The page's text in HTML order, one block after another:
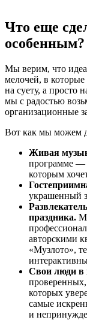
Что еще
особенным?
Мы верим, что
мелочей, в
на суету, а просто
мы с радостью
организационные
Вот как мы можем
Живая
программе —
которым
украшенный
праздника.
авторскими
«Музлото»,
Свои люди в
которых
самые
и